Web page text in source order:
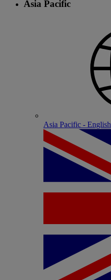
Asia Pacific
Asia Pacific - English